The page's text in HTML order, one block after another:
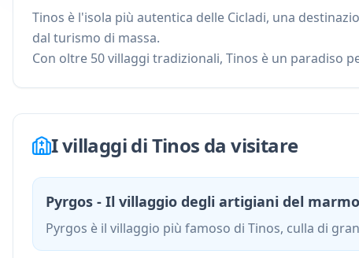
Tinos è l'isola più autentica delle Cicladi, una
dal turismo di massa.
Con oltre 50 villaggi tradizionali, Tinos è un paradiso
I villaggi di Tinos da visitare
Pyrgos - Il villaggio degli artigiani del marmo
Pyrgos è il villaggio più famoso di Tinos, culla di